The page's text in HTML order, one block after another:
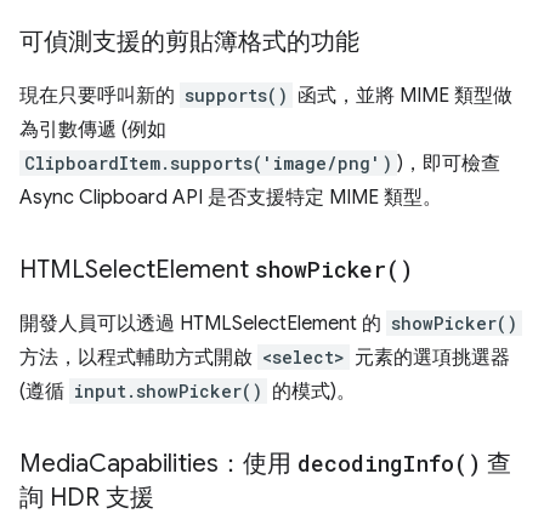
可偵測支援的剪貼簿格式的功能
現在只要呼叫新的 supports() 函式，並將 MIME 類型做
為引數傳遞 (例如
ClipboardItem.supports('image/png') )，即可檢查
Async Clipboard API 是否支援特定 MIME 類型。
HTMLSelectElement showPicker( )
開發人員可以透過 HTMLSelectElement 的 showPicker()
方法，以程式輔助方式開啟 <select> 元素的選項挑選器
(遵循 input.showPicker() 的模式)。
MediaCapabilities：使用 decodingInfo( ) 查
詢 HDR 支援